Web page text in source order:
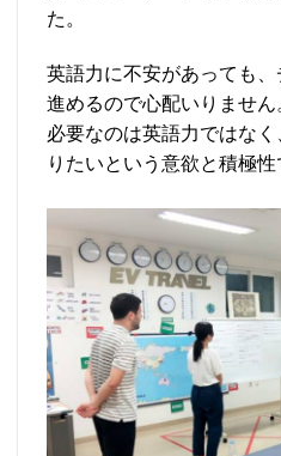
た。
英語力に不安があっても
進めるので心配いりません
必要なのは英語力ではな
りたいという意欲と積極性